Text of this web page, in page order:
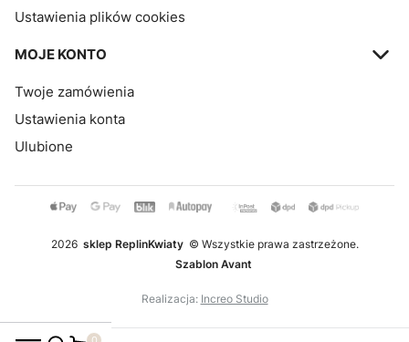
Ustawienia plików cookies
MOJE KONTO
Twoje zamówienia
Ustawienia konta
Ulubione
2026 sklep ReplinKwiaty © Wszystkie prawa zastrzeżone.
Szablon Avant
Realizacja: Increo Studio
Produkty w koszyku: 0. Zobacz szczegóły